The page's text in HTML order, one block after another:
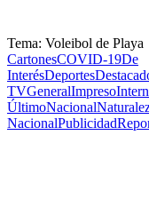
Tema: Voleibol de Playa
CartonesCOVID-19De
InterésDeportes
TVGeneralImpreso
ÚltimoNacional
NacionalPublicidad